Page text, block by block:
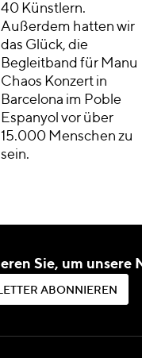
40 Künstlern.
Außerdem hatten wir
das Glück, die
Begleitband für Manu
Chaos Konzert in
Barcelona im Poble
Espanyol vor über
15.000 Menschen zu
sein.
Sie, um unsere
L E E R A BO N N E R E N
ETTER ABONNIEREN